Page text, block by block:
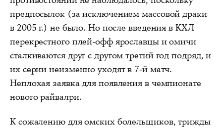
предпосылок (за исключением массовой драки
в 2005 г.) не было. Но после введения в КХЛ
перекрестного плей-офф ярославцы и омичи
сталкиваются друг с другом третий год подряд, и
их серии неизменно уходят в 7-й матч.
Неплохая заявка для появления в чемпионате
нового райвалри.
К сожалению для омских болельщиков, трижды